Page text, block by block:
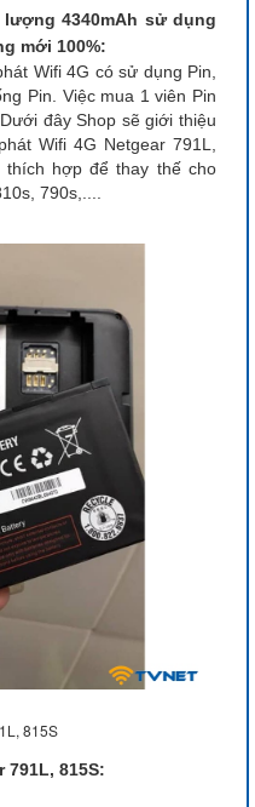
lượng 4340mAh sử dụng
mới 100%:
Wifi 4G có sử dụng Pin,
Pin. Việc mua 1 viên Pin
đây Shop sẽ giới thiệu
Wifi 4G Netgear 791L,
thích hợp để thay thế cho
790s,....
815S
815S: